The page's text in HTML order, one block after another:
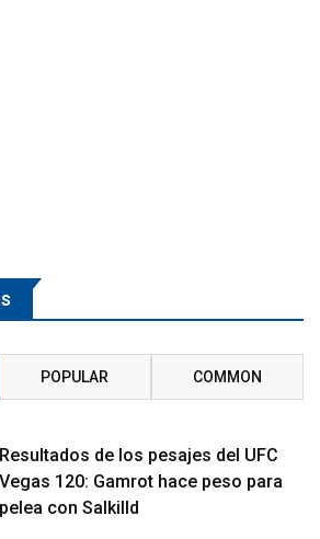
POPULAR COMMON
Resultados de los pesajes del UFC
Vegas 120: Gamrot hace peso para
pelea con Salkilld